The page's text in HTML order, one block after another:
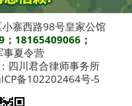
寨西路98号皇家公馆
18165409066；
事夏令营
四川君合律师事务所
备102202464号-5